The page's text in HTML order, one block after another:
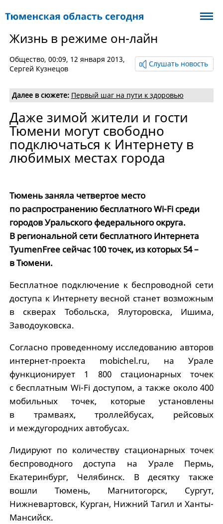
Жизнь в режиме он-лайн
Общество, 00:09, 12 января 2013,
Сергей Кузнецов
Слушать новость
Далее в сюжете: Первый шаг на пути к здоровью
Даже зимой жители и гости
Тюмени могут свободно
подключаться к Интернету в
любимых местах города
Тюмень заняла четвертое место
по распространению бесплатного Wi-Fi среди
городов Уральского федерального округа.
В региональной сети бесплатного Интернета
TyumenFree сейчас 100 точек, из которых 54 –
в Тюмени.
Бесплатное подключение к беспроводной сети
доступа к Интернету весной станет возможным
в скверах Тобольска, Ялуторовска, Ишима,
Заводоуковска.
Согласно проведенному исследованию авторов
интернет-проекта mobichel.ru, на Урале
функционирует 1 800 стационарных точек
с бесплатным Wi-Fi доступом, а также около 400
мобильных точек, которые установлены
в трамваях, троллейбусах, рейсовых
и междугородних автобусах.
Лидируют по количеству стационарных точек
беспроводного доступа на Урале Пермь,
Екатеринбург, Челябинск. В десятку также
вошли Тюмень, Магнитогорск, Сургут,
Нижневартовск, Курган, Нижний Тагил и Ханты-
Мансийск.